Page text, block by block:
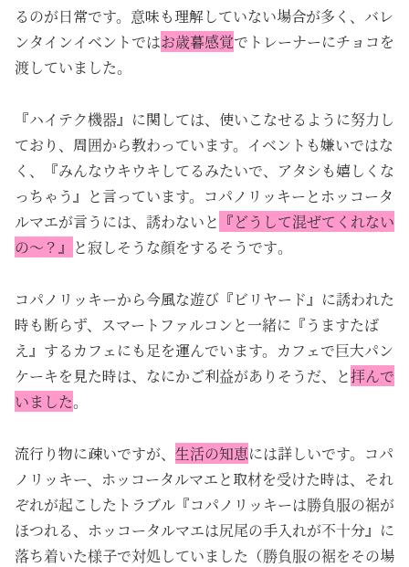
るのが日常です。意味も理解していない場合が多く、バレ
ンタインイベントではお歳暮感覚でトレーナーにチョコを
渡していました。
『ハイテク機器』に関しては、使いこなせるように努力し
ており、周囲から教わっています。イベントも嫌いではな
く、『みんなウキウキしてるみたいで、アタシも嬉しくな
っちゃう』と言っています。 コパノリッキーとホッコータ
ルマエが言うには、 誘わないと 『どうして混ぜてくれない
の～？』 と寂しそうな顔をするそうです。
コパノリッキーから今風な遊び『ビリヤード』に誘われた
時も断らず、スマートファルコンと一緒に『うますたば
え』するカフェにも足を運んでいます。カフェで巨大パン
ケーキを見た時は、なにかご利益がありそうだ、と拝んで
いました。
流行り物に疎いですが、 生活の知恵には詳しいです。コパ
ノリッキー、ホッコータルマエと取材を受けた時は、それ
ぞれが起こしたトラブル『コパノリッキーは勝負服の裾が
ほつれる、ホッコータルマエは尻尾の手入れが不十分』に
落ち着いた様子で対処していました（勝負服の裾をその場